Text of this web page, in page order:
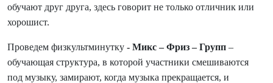
обучают друг друга, здесь говорит не только отличник или
хорошист.
Проведем физкультминутку - Микс – Фриз – Групп –
обучающая структура, в которой участники смешиваются
под музыку, замирают, когда музыка прекращается, и